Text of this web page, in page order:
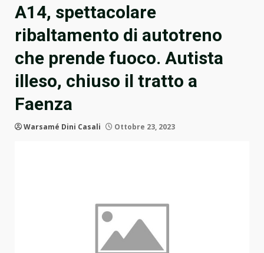
A14, spettacolare
ribaltamento di autotreno
che prende fuoco. Autista
illeso, chiuso il tratto a
Faenza
Warsamé Dini Casali Ottobre 23, 2023